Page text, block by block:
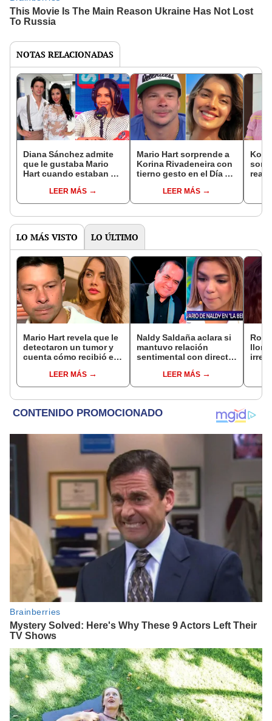
NOTAS RELACIONADAS
Diana Sánchez admite
que le gustaba Mario
Hart cuando estaban en
tenido una relación
ficticia”
LEER MÁS
Mario Hart sorprende a
Korina Rivadeneira con
tierno gesto en el Día de
la de nuestros hijos de
tenerte!"
LEER MÁS
de
LO MÁS VISTO LO ÚLTIMO
Mario Hart revela que le
detectaron un tumor y
cuenta cómo recibió el
muy fuertes..."
LEER MÁS
Naldy Saldaña aclara si
mantuvo relación
sentimental con director
denunciarlo por
tocamientos: “Me
LEER MÁS
llora
paz,